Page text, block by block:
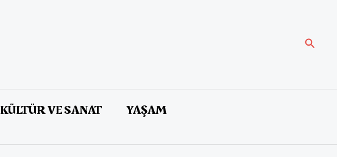
Arama
KÜLTÜR VE SANAT YAŞAM